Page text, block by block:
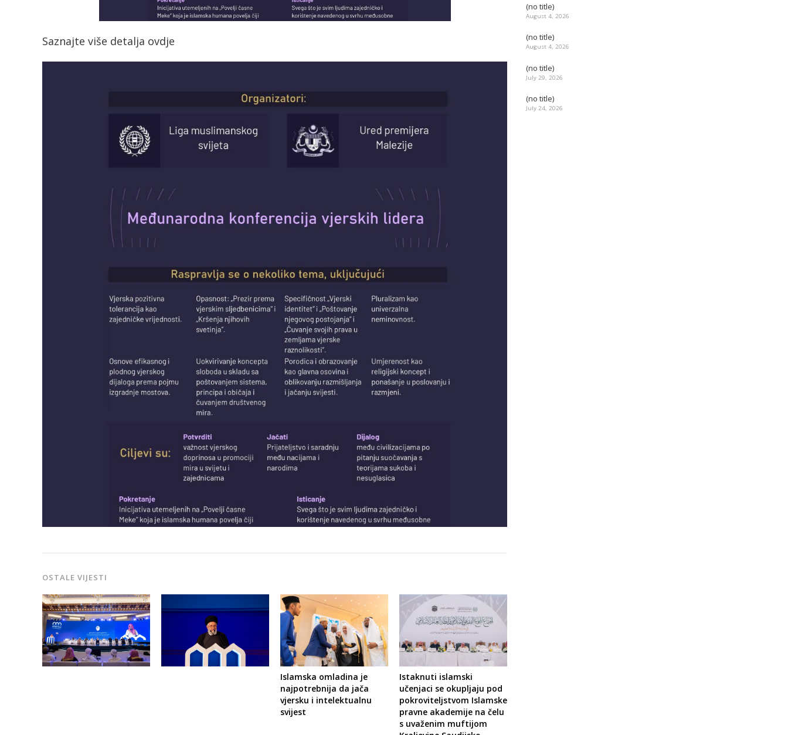
Saznajte više detalja ovdje
OSTALE VIJESTI
Islamska omladina je
najpotrebnija da jača
vjersku i intelektualnu
svijest
Istaknuti islamski
učenjaci se okupljaju pod
pokroviteljstvom Islamske
pravne akademije na čelu
s uvaženim muftijom
(no title)
August 4, 2026
(no title)
August 4, 2026
(no title)
July 29, 2026
(no title)
July 24, 2026